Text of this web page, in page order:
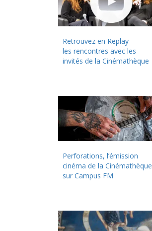
Retrouvez en Replay
les rencontres avec les
invités de la Cinémathèque
Perforations, l’émission
cinéma de la Cinémathèque
sur Campus FM